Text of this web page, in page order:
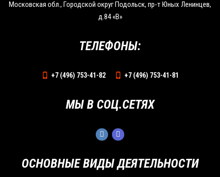
ОСНОВНЫЕ ВИДЫ ДЕЯТЕЛЬНОСТИ
Московская обл., Городской округ Подольск, пр-т Юных Ленинцев,
д.84 «В»
ТЕЛЕФОНЫ:
+7 (496) 753-41-82 +7 (496) 753-41-81
МЫ В СОЦ.СЕТЯХ